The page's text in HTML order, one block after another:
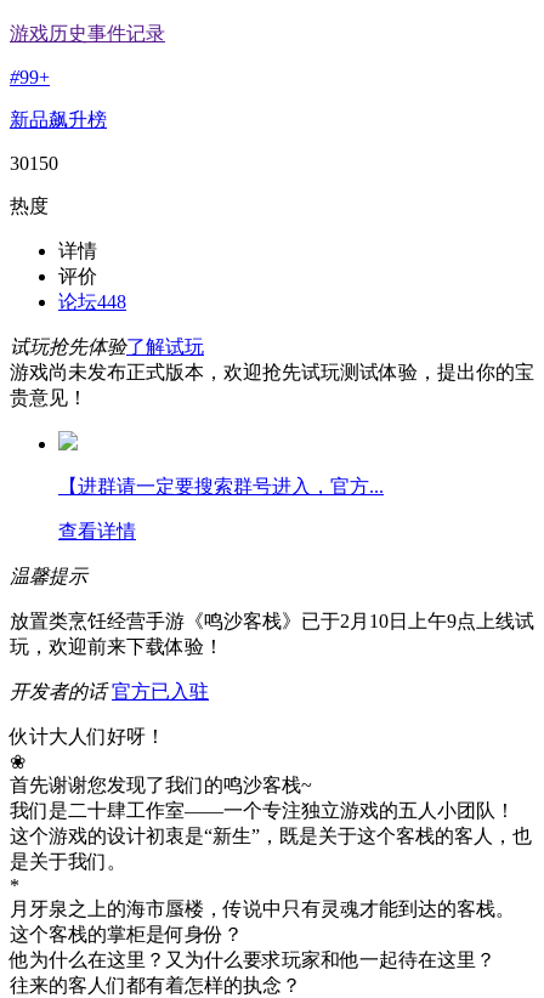
游戏历史事件记录
#99+
新品飙升榜
30150
热度
详情
评价
论坛448
试玩抢先体验了解试玩
游戏尚未发布正式版本，欢迎抢先试玩测试体验，提出你的宝
贵意见！
【进群请一定要搜索群号进入，官方...
查看详情
温馨提示
放置类烹饪经营手游《鸣沙客栈》已于2月10日上午9点上线试
玩，欢迎前来下载体验！
开发者的话 官方已入驻
伙计大人们好呀！
❀
首先谢谢您发现了我们的鸣沙客栈~
我们是二十肆工作室——一个专注独立游戏的五人小团队！
这个游戏的设计初衷是“新生”，既是关于这个客栈的客人，也
是关于我们。
*
月牙泉之上的海市蜃楼，传说中只有灵魂才能到达的客栈。
这个客栈的掌柜是何身份？
他为什么在这里？又为什么要求玩家和他一起待在这里？
往来的客人们都有着怎样的执念？